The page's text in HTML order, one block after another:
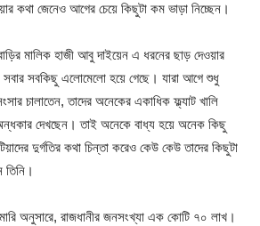
কথা জেনেও আগের চেয়ে কিছুটা কম ভাড়া নিচ্ছেন।
মালিক হাজী আবু দাইয়েন এ ধরনের ছাড় দেওয়ার
সবার সবকিছু এলোমেলো হয়ে গেছে। যারা আগে শুধু
চালাতেন, তাদের অনেকের একাধিক ফ্ল্যাট খালি
দেখছেন। তাই অনেকে বাধ্য হয়ে অনেক কিছু
দুর্গতির কথা চিন্তা করেও কেউ কেউ তাদের কিছুটা
তিনি।
অনুসারে, রাজধানীর জনসংখ্যা এক কোটি ৭০ লাখ।